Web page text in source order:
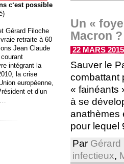
Un «
Macron ?
22 MARS
Sauver le
combattant
« fainéants
à se
anathèmes
pour lequel
Par Gérard
infectieux,
c‘est possible
Gérard Filoche
retraite à 60
Jean Claude
intégrant la
la crise
européenne,
et d’un